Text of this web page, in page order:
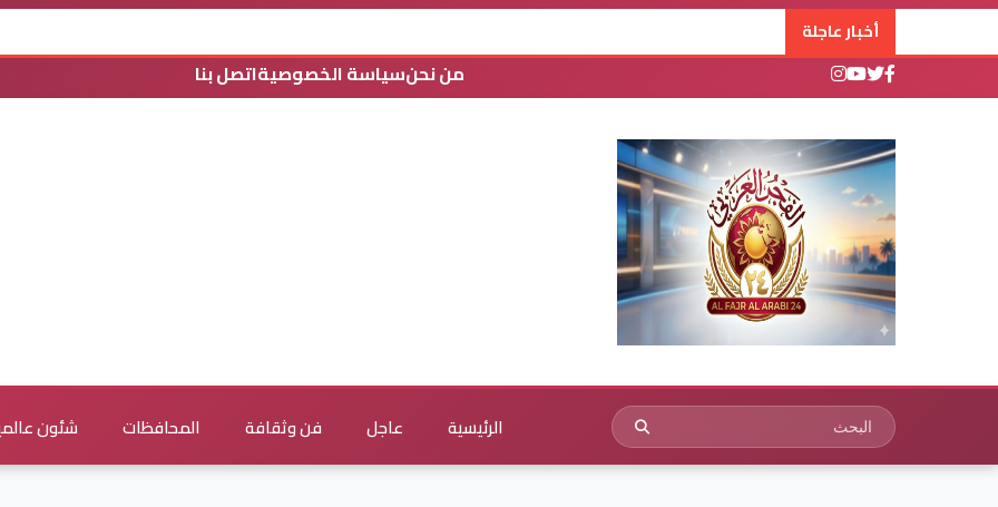
أخبار عاجلة
من نحنسياسة الخصوصيةاتصل بنا
الرئيسية عاجل فن وثقافة المحافظات شئون